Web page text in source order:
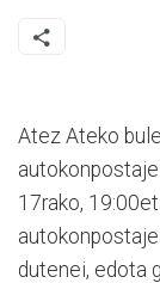
Atez Ateko
17rako,
dutenei, edota